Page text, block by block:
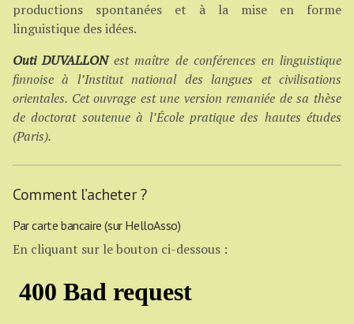
productions spontanées et à la mise en forme
linguistique des idées.
Outi DUVALLONest maître de conférences en linguistique
finnoise à l’Institut national des langues et civilisations
orientales. Cet ouvrage est une version remaniée de sa thèse
de doctorat soutenue à l’École pratique des hautes études
(Paris).
Comment l’acheter ?
Par carte bancaire (sur HelloAsso)
En cliquant sur le bouton ci-dessous :